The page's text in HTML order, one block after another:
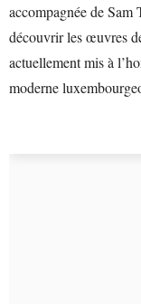
accompagnée de
découvrir les œuvres
actuellement mis à
moderne